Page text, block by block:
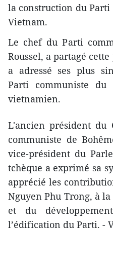
la construction du
Vietnam.
Le chef du Parti
Roussel, a partagé
a adressé ses plus
Parti communiste
vietnamien.
L'ancien président du
communiste de
vice-président du
tchèque a exprimé sa
apprécié les
Nguyen Phu Trong, à
et du
l’édification du Parti. -